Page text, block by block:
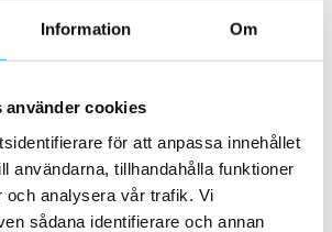
Information Om
använder cookies
för att anpassa innehållet
användarna, tillhandahålla funktioner
och analysera vår trafik. Vi
sådana identifierare och annan
Träning
träningstrender 2022